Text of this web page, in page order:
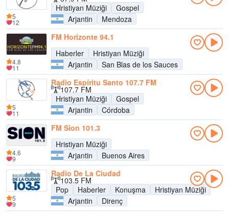
Hristiyan Müziği
Gospel
Arjantin
Mendoza
5
12
FM Horizonte 94.1
Haberler
Hristiyan Müziği
Arjantin
San Blas de los Sauces
4.8
11
Radio Espíritu Santo 107.7 FM
107.7 FM
Hristiyan Müziği
Gospel
Arjantin
Córdoba
5
11
FM Sion 101.3
Hristiyan Müziği
Arjantin
Buenos Aires
4.6
9
Radio De La Ciudad
103.5 FM
Pop
Haberler Konuşma
Hristiyan Müziği
Arjantin
Direnç
5
9